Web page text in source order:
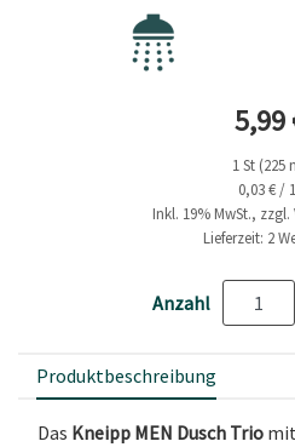
5,99
1 St (225
0,03 € /
Inkl. 19% MwSt.,
Lieferzeit: 2
Anzahl
Produktbeschreibung
Das Kneipp MEN Dusch Trio